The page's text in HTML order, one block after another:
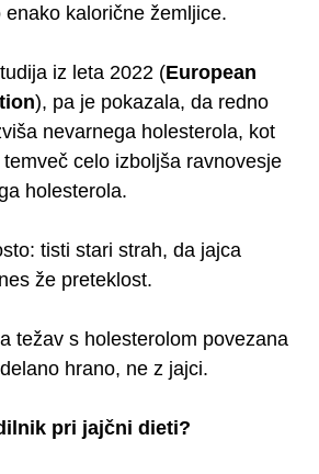
kalorične žemljice.
iz leta 2022 (European
), pa je pokazala, da redno
nevarnega holesterola, kot
celo izboljša ravnovesje
holesterola.
tisti stari strah, da jajca
že preteklost.
težav s holesterolom povezana
hrano, ne z jajci.
pri jajčni dieti?